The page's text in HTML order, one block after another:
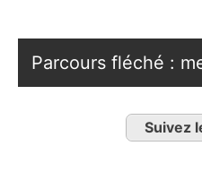
Parcours fléché :
Suivez